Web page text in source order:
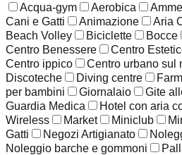
Acqua-gym
Aerobica
Cani e Gatti
Animazione Aria
Beach Volley
Biciclette Bocce
Centro Benessere
Centro
Centro ippico
Centro urbano sul
Discoteche
Diving centre
per bambini
Giornalaio
Gite
Guardia Medica
Hotel con aria
Wireless
Market Miniclub
Gatti
Negozi Artigianato
Noleggio barche e gommoni